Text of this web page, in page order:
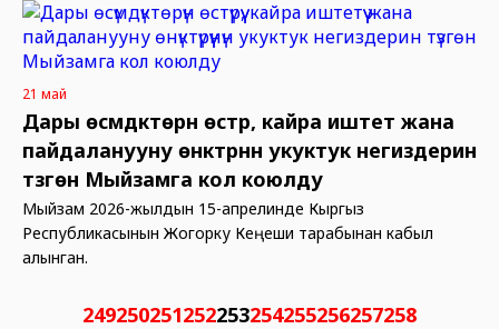
21 май
Дары өсүмдүктөрүн өстүрүү, кайра иштетүү жана
пайдаланууну өнүктүрүүнүн укуктук негиздерин
түзгөн Мыйзамга кол коюлду
Мыйзам 2026-жылдын 15-апрелинде Кыргыз
Республикасынын Жогорку Кеңеши тарабынан кабыл
алынган.
249250251252253254255256257258